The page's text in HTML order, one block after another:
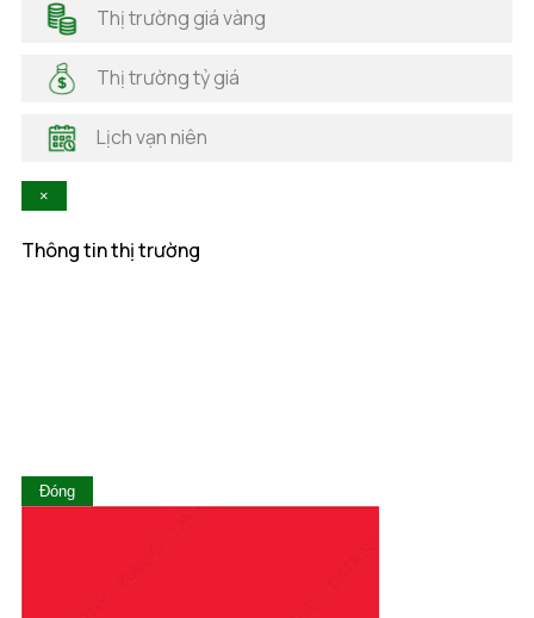
Hải Phòng
Hà Tĩnh
Hòa Bình
Lai Châu
Thị trường giá vàng
Thị trường tỷ giá
Lịch vạn niên
×
Thông tin thị trường
Đóng